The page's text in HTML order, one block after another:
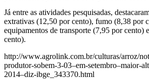
Já entre as atividades pesquisadas,
extrativas (12,50 por cento), fumo (8,38 por
equipamentos de transporte (7,95 por cento)
cento).
http://www.agrolink.com.br/culturas/arroz/
produtor-sobem-3-03–em-setembro–maior-
2014–diz-ibge_343370.html